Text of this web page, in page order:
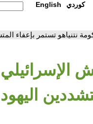
English كوردي
نتنياهو تستمر بإعفاء